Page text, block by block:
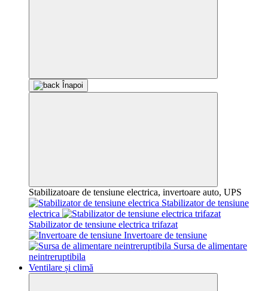
Înapoi
Stabilizatoare de tensiune electrica, invertoare auto, UPS
Stabilizator de tensiune
electrica
Stabilizator de tensiune electrica trifazat
Invertoare de tensiune
Sursa de alimentare
neintreruptibila
Ventilare și climă